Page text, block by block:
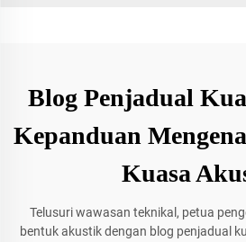
Blog Penjadual
Kepanduan
Kuasa
Telusuri wawasan teknikal, petua
bentuk akustik dengan blog penjadual